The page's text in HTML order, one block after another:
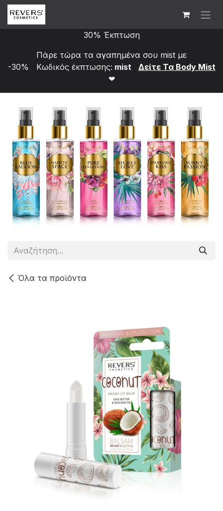
Skip to Content
30% Έκπτωση
Πάρε τώρα τα αγαπημένα σου mist με
-30% Κωδικός έκπτωσης: mist
Δείτε Τα Bod​y Mist
❤
Όλα τα προϊόντα